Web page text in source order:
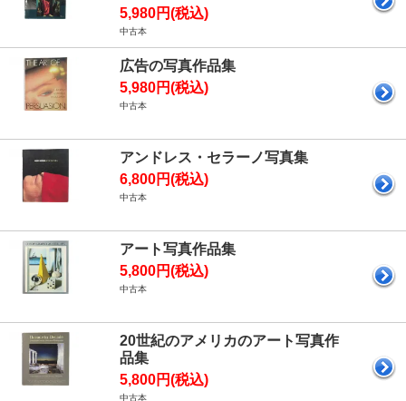
5,980円(税込)
中古本
広告の写真作品集
5,980円(税込)
中古本
アンドレス・セラーノ写真集
6,800円(税込)
中古本
アート写真作品集
5,800円(税込)
中古本
20世紀のアメリカのアート写真作
品集
5,800円(税込)
中古本